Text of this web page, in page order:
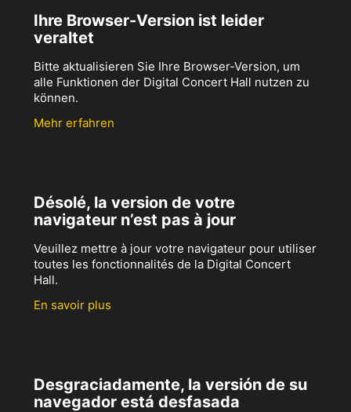
Ihre Browser-Version ist leider
veraltet
Bitte aktualisieren Sie Ihre Browser-Version, um
alle Funktionen der Digital Concert Hall nutzen zu
können.
Mehr erfahren
Désolé, la version de votre
navigateur n’est pas à jour
Veuillez mettre à jour votre navigateur pour utiliser
toutes les fonctionnalités de la Digital Concert
Hall.
En savoir plus
Desgraciadamente, la versión de su
navegador está desfasada